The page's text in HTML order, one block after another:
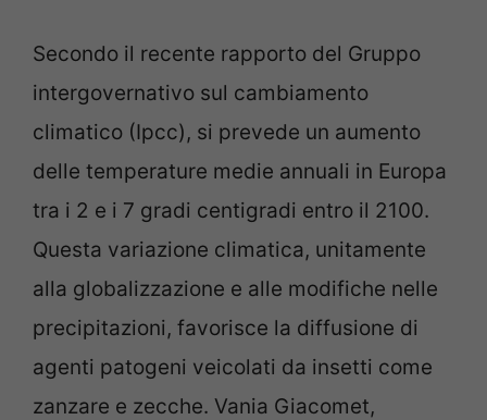
Secondo il recente rapporto del Gruppo
intergovernativo sul cambiamento
climatico (Ipcc), si prevede un aumento
delle temperature medie annuali in Europa
tra i 2 e i 7 gradi centigradi entro il 2100.
Questa variazione climatica, unitamente
alla globalizzazione e alle modifiche nelle
precipitazioni, favorisce la diffusione di
agenti patogeni veicolati da insetti come
zanzare e zecche. Vania Giacomet,